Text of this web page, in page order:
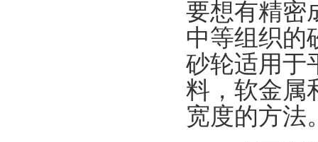
要想有精密
中等组织的
砂轮适用于
料，软金属
宽度的方法